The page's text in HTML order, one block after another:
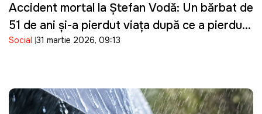
Accident mortal la Ștefan Vodă: Un bărbat de
51 de ani și-a pierdut viața după ce a pierdut
controlul asupra tractorului pe care îl
Social 31 martie 2026, 09:13